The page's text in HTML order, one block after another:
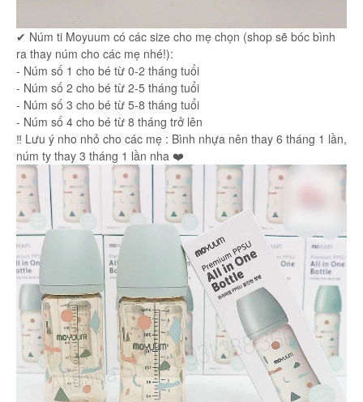
✔ Núm ti Moyuum có các size cho mẹ chọn (shop sẽ bóc bình
ra thay núm cho các mẹ nhé!):
- Núm số 1 cho bé từ 0-2 tháng tuổi
- Núm số 2 cho bé từ 2-5 tháng tuổi
- Núm số 3 cho bé từ 5-8 tháng tuổi
- Núm số 4 cho bé từ 8 tháng trở lên
‼️ Lưu ý nho nhỏ cho các mẹ : Bình nhựa nên thay 6 tháng 1 lần,
núm ty thay 3 tháng 1 lần nha ❤️